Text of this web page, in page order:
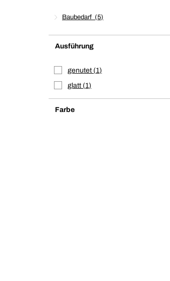
Baubedarf 5
Ausführung
genutet 1
glatt 1
Farbe